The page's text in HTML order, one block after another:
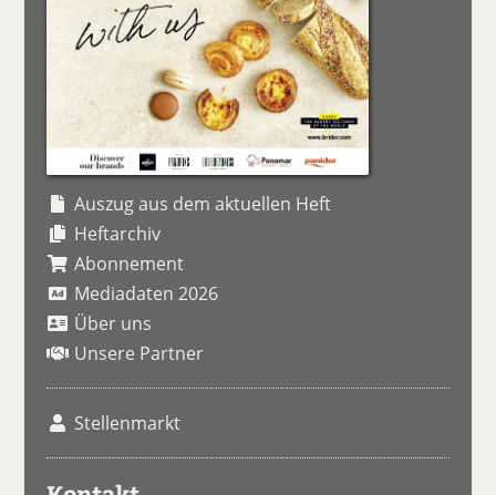
Auszug aus dem aktuellen Heft
Heftarchiv
Abonnement
Mediadaten 2026
Über uns
Unsere Partner
Stellenmarkt